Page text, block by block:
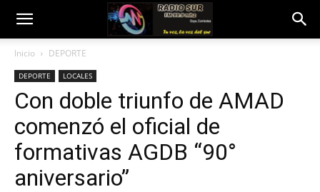
Inicio DEPORTE
DEPORTE LOCALES
Con doble triunfo de AMAD
comenzó el oficial de
formativas AGDB “90°
aniversario”